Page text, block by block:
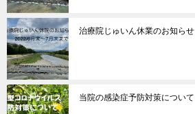
治療院じゅいん休業のお知らせ
当院の感染症予防対策について